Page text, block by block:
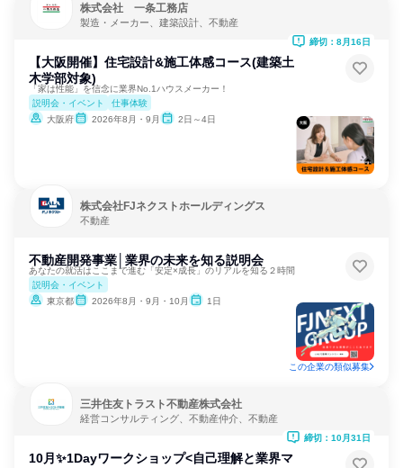
株式会社 一条工務店
製造・メーカー、建築設計、不動産
【大阪開催】住宅設計&施工体感コース(建築土
木学部対象)
「家は性能」を信念に業界No.1ハウスメーカー！
説明会・イベント
仕事体験
大阪府
2026年8月・9月 2日～4日
締切：8月16日
株式会社FJネクストホールディングス
不動産
不動産開発事業│業界の未来を知る説明会
あなたの就活はここまで進む「安定×成長」のリアルを知る２時間
説明会・イベント
東京都
2026年8月・9月・10月 1日
この企業の類似募集
三井住友トラスト不動産株式会社
経営コンサルティング、不動産仲介、不動産
10月✨1Dayワークショップ<自己理解と業界マ
締切：10月31日